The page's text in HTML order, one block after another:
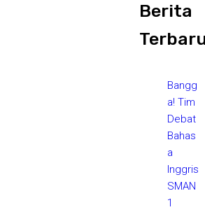
Berita
Bangg
a! Tim
Debat
Bahas
a
Inggris
SMAN
1